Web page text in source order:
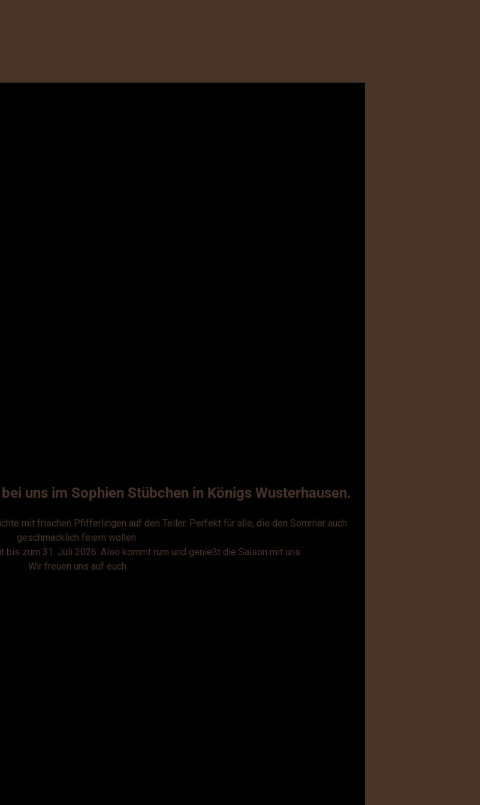
uns im Sophien Stübchen in Königs Wusterhausen.
mit frischen Pfifferlingen auf den Teller. Perfekt für alle, die den Sommer auch
geschmacklich feiern wollen.
bis zum 31. Juli 2026. Also kommt rum und genießt die Saison mit uns.
Wir freuen uns auf euch